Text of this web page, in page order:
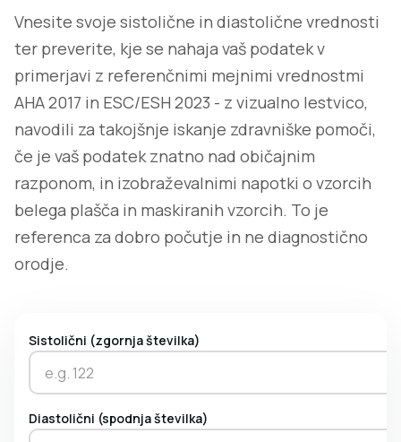
Vnesite svoje sistolične in diastolične vrednosti
ter preverite, kje se nahaja vaš podatek v
primerjavi z referenčnimi mejnimi vrednostmi
AHA 2017 in ESC/ESH 2023 - z vizualno lestvico,
navodili za takojšnje iskanje zdravniške pomoči,
če je vaš podatek znatno nad običajnim
razponom, in izobraževalnimi napotki o vzorcih
belega plašča in maskiranih vzorcih. To je
referenca za dobro počutje in ne diagnostično
orodje.
Sistolični (zgornja številka)
Diastolični (spodnja številka)